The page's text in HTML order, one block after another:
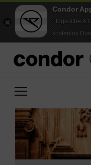
Condor
Flugsuche &
kostenlos